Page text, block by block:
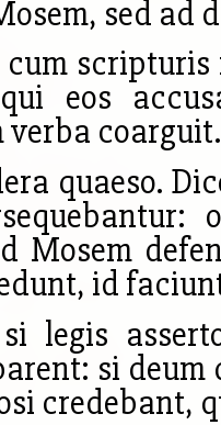
sed ad
cum
eos
verba coarguit.
quaeso.
Mosem
id
legis
si deum
credebant,